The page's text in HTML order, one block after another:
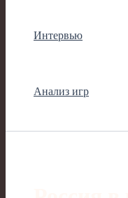
Интервью
Анализ игр